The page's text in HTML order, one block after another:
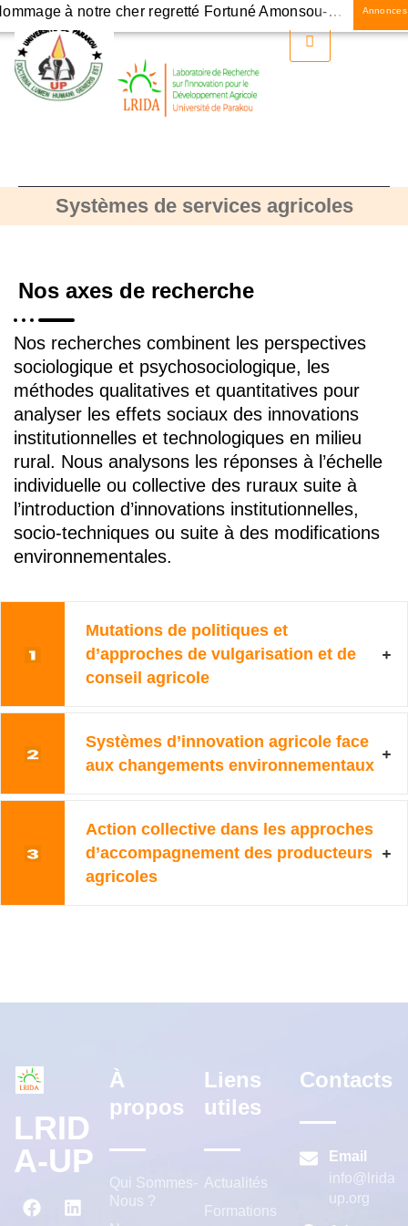
Annonces
Hommage à notre cher regretté Fortuné Amonsou-Biaou
Création de nouvelles agences de développement agricole au Bénin
Systèmes de services agricoles
Nos axes de recherche
Nos recherches combinent les perspectives
sociologique et psychosociologique, les
méthodes qualitatives et quantitatives pour
analyser les effets sociaux des innovations
institutionnelles et technologiques en milieu
rural. Nous analysons les réponses à l’échelle
individuelle ou collective des ruraux suite à
l’introduction d’innovations institutionnelles,
socio-techniques ou suite à des modifications
environnementales.
Mutations de politiques et
d’approches de vulgarisation et de
conseil agricole
Systèmes d’innovation agricole face
aux changements environnementaux
Action collective dans les approches
d’accompagnement des producteurs
agricoles
LRID
A-UP
À
propos
Qui Sommes-
Nous ?
Liens
utiles
Actualités
Formations
Contacts
Email
info@lrida-
up.org